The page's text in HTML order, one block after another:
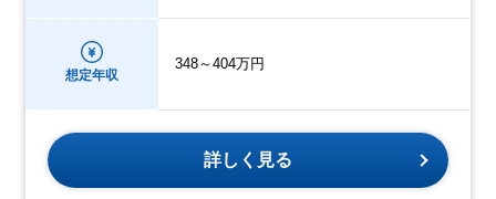
想定年収
348～404万円
詳しく見る